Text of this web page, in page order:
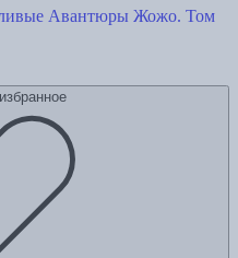
Авантюры Жожо. Том